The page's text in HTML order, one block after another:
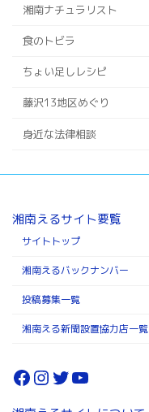
湘南ナチュラリスト
食のトビラ
ちょい足しレシピ
藤沢13地区めぐり
身近な法律相談
湘南えるサイト要覧
サイトトップ
湘南えるバックナンバー
投稿募集一覧
湘南える新聞設置協力店一覧
Facebook
Instagram
Twitter
YouTube